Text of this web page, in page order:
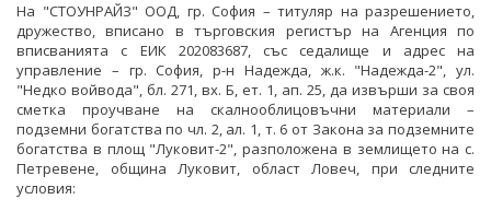
ХЪБ "ЕНЕРГИЙНИ ОБЩНОСТИ"
ГЕОТЕРМАЛНА ЛАБОРАТОРИЯ
ГЕОТЕРМАЛНА ЛАБОРАТОРИЯ
ЕНЕРГИЕН ПАЗАР
КРИТИЧНА ЕНЕРГИЙНА ИНФРАСТРУКТУРА
ЕДИНЕН ОРГАН ЗА УПРАВЛЕНИЕ НА ПОДЗЕМНИТЕ
БОГАТСТВА
На "СТОУНРАЙЗ" ООД, гр. София – титуляр на разрешението,
дружество, вписано в търговския регистър на Агенция по
вписванията с ЕИК 202083687, със седалище и адрес на
управление – гр. София, р-н Надежда, ж.к. "Надежда-2", ул.
"Недко войвода", бл. 271, вх. Б, ет. 1, ап. 25, да извърши за своя
сметка проучване на скалнооблицовъчни материали –
подземни богатства по чл. 2, ал. 1, т. 6 от Закона за подземните
богатства в площ "Луковит-2", разположена в землището на с.
Петревене, община Луковит, област Ловеч, при следните
условия: